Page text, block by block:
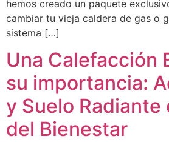
hemos creado un paquete
cambiar tu vieja caldera de gas o
sistema […]
Una Calefacción
su importancia:
y Suelo Radiante
del Bienestar